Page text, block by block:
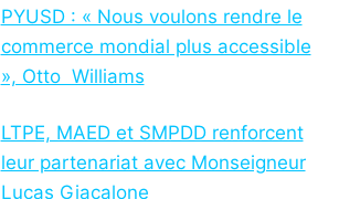
PYUSD : « Nous voulons rendre le
commerce mondial plus accessible
», Otto Williams
LTPE, MAED et SMPDD renforcent
leur partenariat avec Monseigneur
Lucas Giacalone